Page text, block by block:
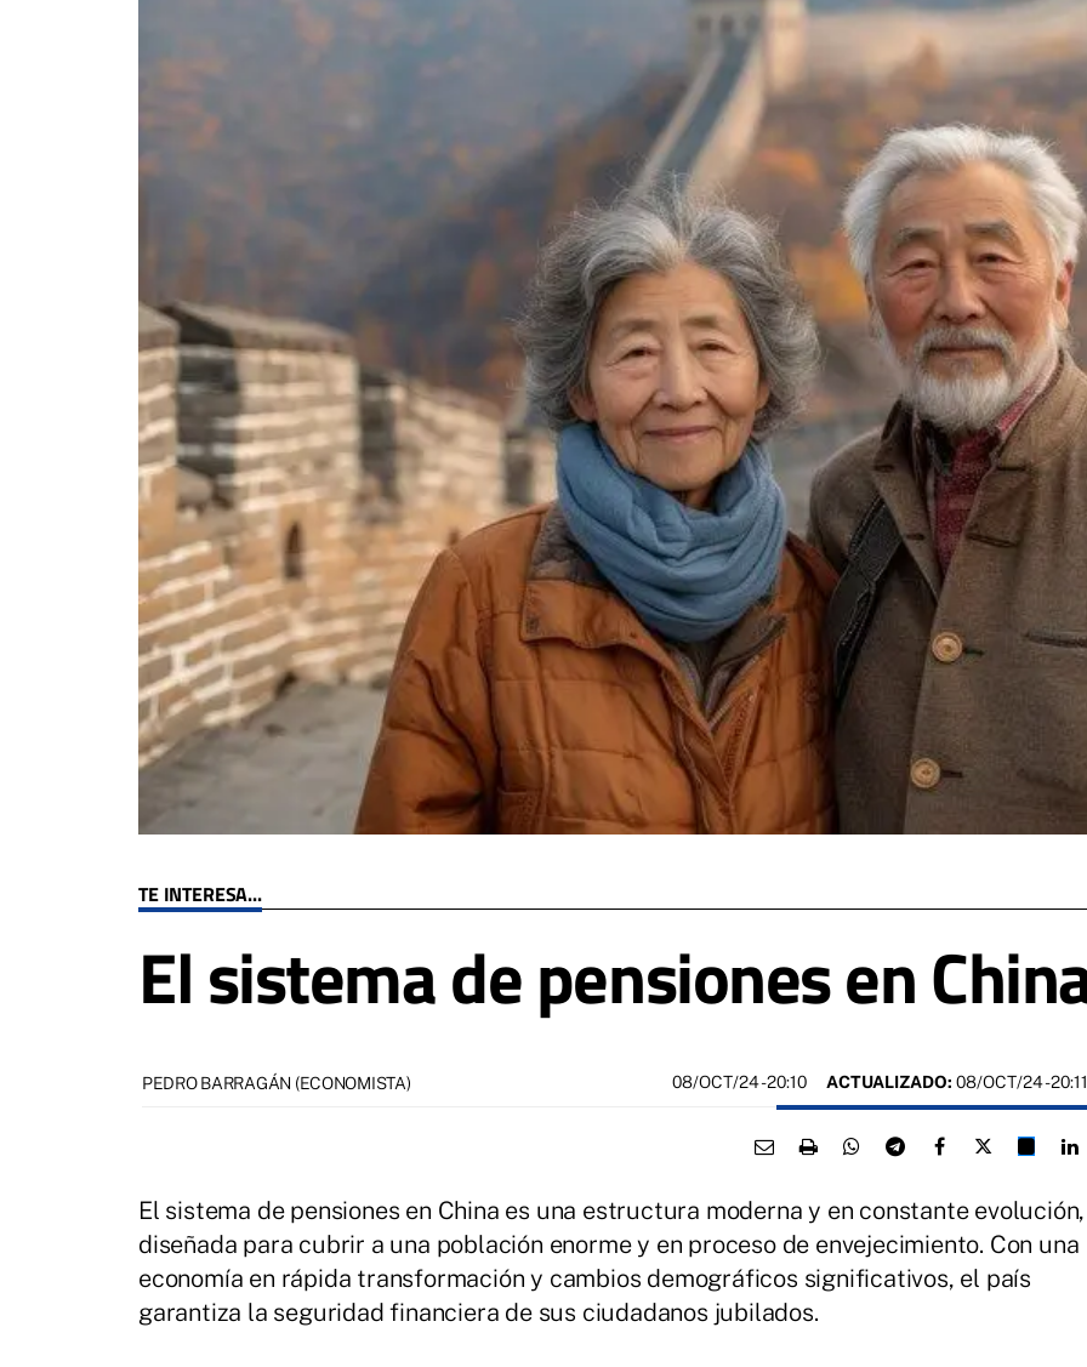
TE INTERESA...
El sistema de pensiones en
PEDRO BARRAGÁN (ECONOMISTA) 08/OCT/24- 20:10 ACTUALIZADO: 08/OCT/24 - 20:11
El sistema de pensiones en China es una estructura moderna y en constante evolución,
diseñada para cubrir a una población enorme y en proceso de envejecimiento. Con una
economía en rápida transformación y cambios demográficos significativos, el país
garantiza la seguridad financiera de sus ciudadanos jubilados.